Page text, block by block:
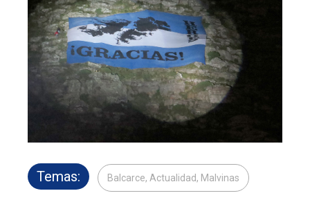
Temas: Balcarce, Actualidad, Malvinas